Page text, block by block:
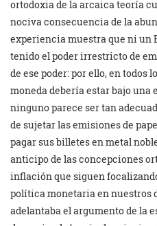
ortodoxia de la arcaica teoría
nociva consecuencia de la
experiencia muestra que ni un
tenido el poder irrestricto de
de ese poder: por ello, en todos
moneda debería estar bajo
ninguno parece ser tan
de sujetar las emisiones de
pagar sus billetes en metal
anticipo de las concepciones
inflación que siguen
política monetaria en nuestros
adelantaba el argumento de la